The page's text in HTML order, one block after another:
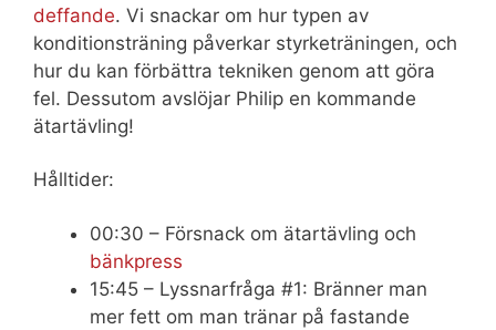
deffande. Vi snackar om hur typen av
konditionsträning påverkar styrketräningen, och
hur du kan förbättra tekniken genom att göra
fel. Dessutom avslöjar Philip en kommande
ätartävling!
Hålltider:
00:30 – Försnack om ätartävling och
bänkpress
15:45 – Lyssnarfråga #1: Bränner man
mer fett om man tränar på fastande